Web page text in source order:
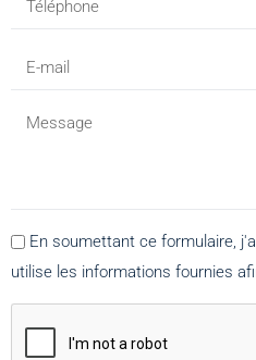
En soumettant ce formulaire,
utilise les informations fournies